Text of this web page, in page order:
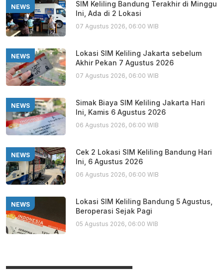
NEWS
SIM Keliling Bandung Terakhir di Minggu
Ini, Ada di 2 Lokasi
07 Agustus 2026, 06:00 WIB
NEWS
Lokasi SIM Keliling Jakarta sebelum
Akhir Pekan 7 Agustus 2026
07 Agustus 2026, 06:00 WIB
NEWS
Simak Biaya SIM Keliling Jakarta Hari
Ini, Kamis 6 Agustus 2026
06 Agustus 2026, 06:00 WIB
NEWS
Cek 2 Lokasi SIM Keliling Bandung Hari
Ini, 6 Agustus 2026
06 Agustus 2026, 06:00 WIB
NEWS
Lokasi SIM Keliling Bandung 5 Agustus,
Beroperasi Sejak Pagi
05 Agustus 2026, 06:00 WIB